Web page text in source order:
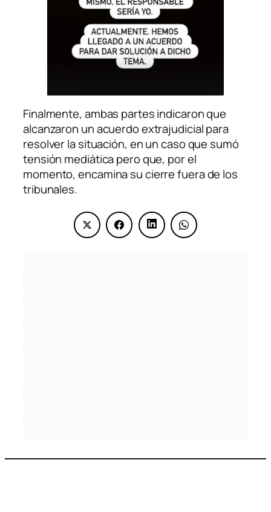
Finalmente, ambas partes indicaron que
alcanzaron un acuerdo extrajudicial para
resolver la situación, en un caso que sumó
tensión mediática pero que, por el
momento, encamina su cierre fuera de los
tribunales.